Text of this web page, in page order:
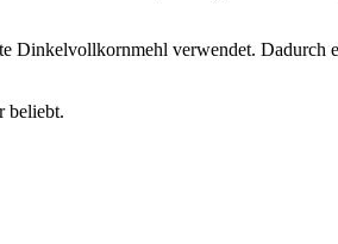
Dinkelvollkornmehl verwendet. Dadurch
beliebt.